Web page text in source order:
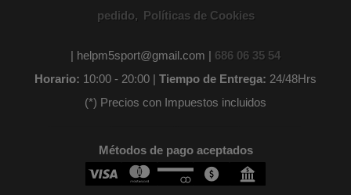
pedido
Políticas de Cookies
| helpm5sport@gmail.com | 686 06 35 54
Horario: 10:00 - 20:00 | Tiempo de Entrega: 24/48Hrs
(*) Precios con Impuestos incluidos
Métodos de pago aceptados